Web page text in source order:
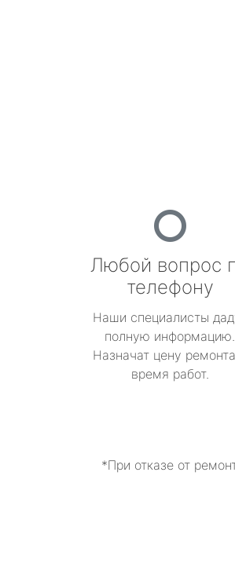
Любой вопрос
телефону
Наши специалисты
полную информацию.
Назначат цену
время работ.
*При отказе от